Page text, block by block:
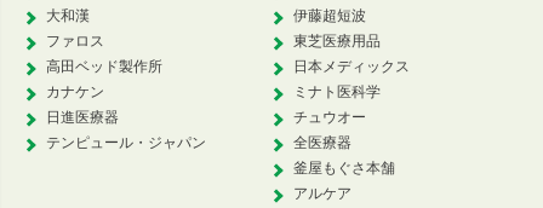
大和漢
ファロス
高田ベッド製作所
カナケン
日進医療器
テンピュール・ジャパン
伊藤超短波
東芝医療用品
日本メディックス
ミナト医科学
チュウオー
全医療器
釜屋もぐさ本舗
アルケア